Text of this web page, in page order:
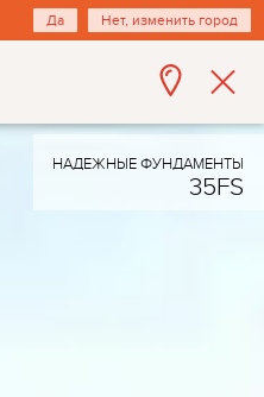
Да Нет, изменить город
НАДЕЖНЫЕ ФУНДАМЕНТЫ
35FS